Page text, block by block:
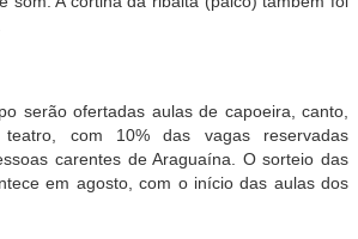
serão ofertadas aulas de capoeira, canto,
com 10% das vagas reservadas
carentes de Araguaína. O sorteio das
em agosto, com o início das aulas dos